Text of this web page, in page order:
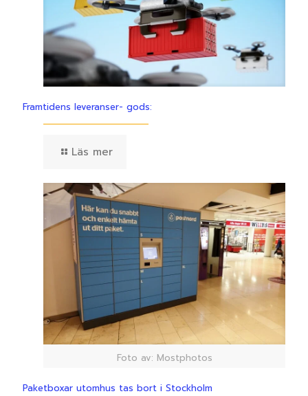
Framtidens leveranser- gods:
Läs mer
Foto av: Mostphotos
Paketboxar utomhus tas bort i Stockholm